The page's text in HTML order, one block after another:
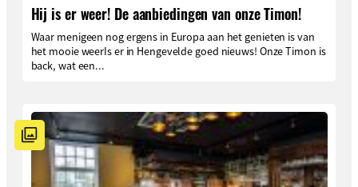
Hij is er weer! De aanbiedingen van onze Timon!
Waar menigeen nog ergens in Europa aan het genieten is van
het mooie weerIs er in Hengevelde goed nieuws! Onze Timon is
back, wat een...